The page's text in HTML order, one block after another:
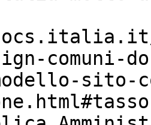
comuni-
sito-